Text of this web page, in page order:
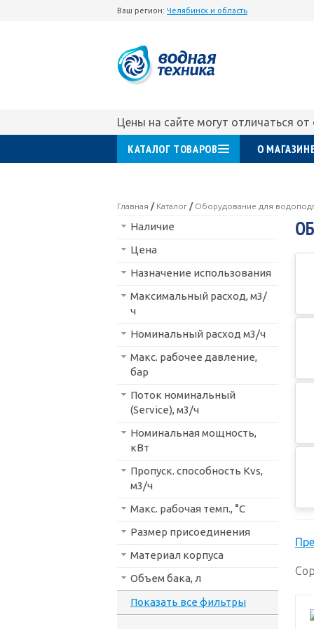
Ваш регион: Челябинск и область
Цены на сайте могут отличаться
КАТАЛОГ ТОВАРОВ О
Главная / Каталог / Оборудование для
Наличие
Цена
Назначение использования
Максимальный расход, м3/
ч
Номинальный расход м3/ч
Макс. рабочее давление,
бар
Поток номинальный
(Service), м3/ч
Номинальная мощность,
кВт
Пропуск. способность Kvs,
м3/ч
Макс. рабочая темп., °С
Размер присоединения
Материал корпуса
Объем бака, л
Показать все фильтры